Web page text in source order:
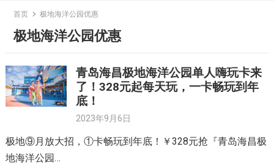
content
首页 极地海洋公园优惠
极地海洋公园优惠
青岛海昌极地海洋公园单人嗨玩卡来
了！328元起每天玩，一卡畅玩到年
底！
2023年9月6日
极地⑨月放大招，①卡畅玩到年底！￥328元抢『青岛海昌极
地海洋公园…